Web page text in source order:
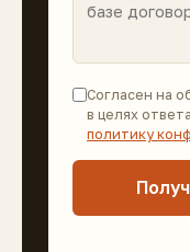
Согласен на
в целях
политику